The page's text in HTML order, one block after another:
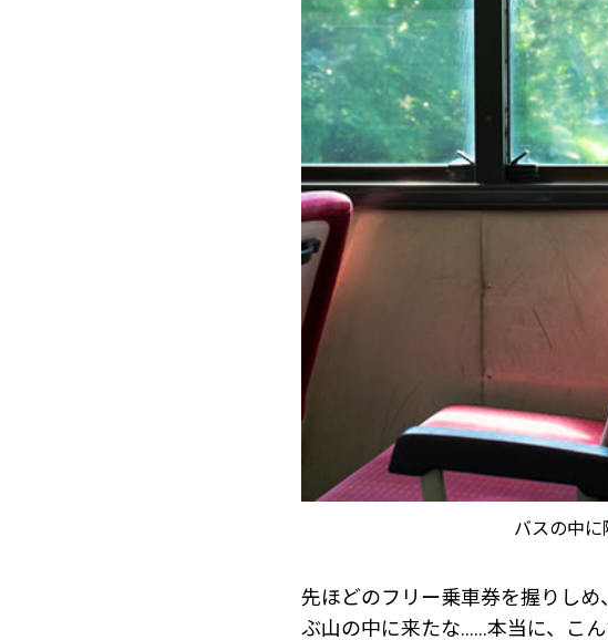
バスの中
先ほどのフリー乗車券を握りし
ぶ山の中に来たな……本当に、こ